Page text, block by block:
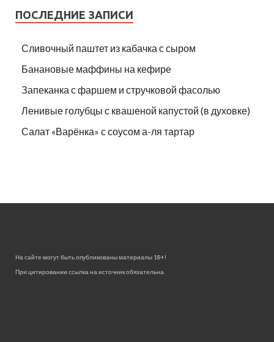
ПОСЛЕДНИЕ ЗАПИСИ
Сливочный паштет из кабачка с сыром
Банановые маффины на кефире
Запеканка с фаршем и стручковой фасолью
Ленивые голубцы с квашеной капустой (в духовке)
Салат «Варёнка» с соусом а-ля тартар
На сайте могут быть опубликованы материалы 18+!
При цитировании ссылка на источник обязательна.